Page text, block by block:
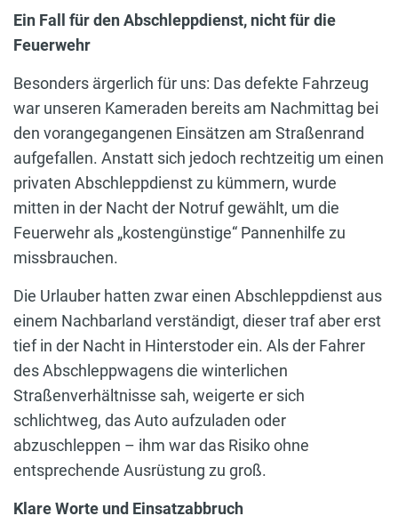
Ein Fall für den Abschleppdienst, nicht für die
Feuerwehr
Besonders ärgerlich für uns: Das defekte Fahrzeug
war unseren Kameraden bereits am Nachmittag bei
den vorangegangenen Einsätzen am Straßenrand
aufgefallen. Anstatt sich jedoch rechtzeitig um einen
privaten Abschleppdienst zu kümmern, wurde
mitten in der Nacht der Notruf gewählt, um die
Feuerwehr als „kostengünstige“ Pannenhilfe zu
missbrauchen.
Die Urlauber hatten zwar einen Abschleppdienst aus
einem Nachbarland verständigt, dieser traf aber erst
tief in der Nacht in Hinterstoder ein. Als der Fahrer
des Abschleppwagens die winterlichen
Straßenverhältnisse sah, weigerte er sich
schlichtweg, das Auto aufzuladen oder
abzuschleppen – ihm war das Risiko ohne
entsprechende Ausrüstung zu groß.
Klare Worte und Einsatzabbruch